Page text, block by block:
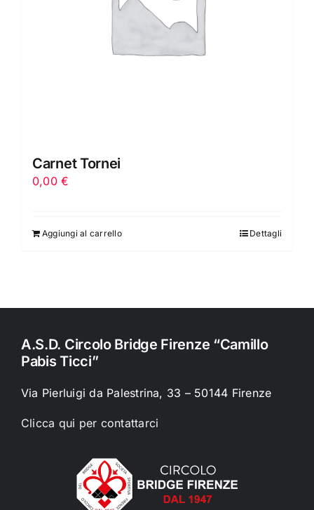
Carnet Tornei
0,00€
Aggiungi al carrello Dettagli
A.S.D. Circolo Bridge Firenze “Camillo
Pabis Ticci”
Via Pierluigi da Palestrina, 33 – 50144 Firenze
Clicca qui per contattarci